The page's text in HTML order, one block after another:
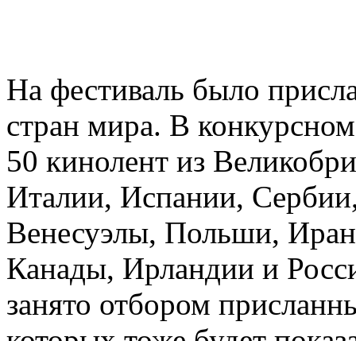
На фестиваль было
стран мира. В
50 кинолент из
Италии, Испании,
Венесуэлы, Польши,
Канады, Ирландии и
занято отбором